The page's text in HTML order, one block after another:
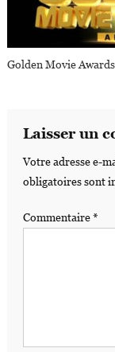
Golden Movie
Laisser un
Votre adresse e-
obligatoires sont
Commentaire*